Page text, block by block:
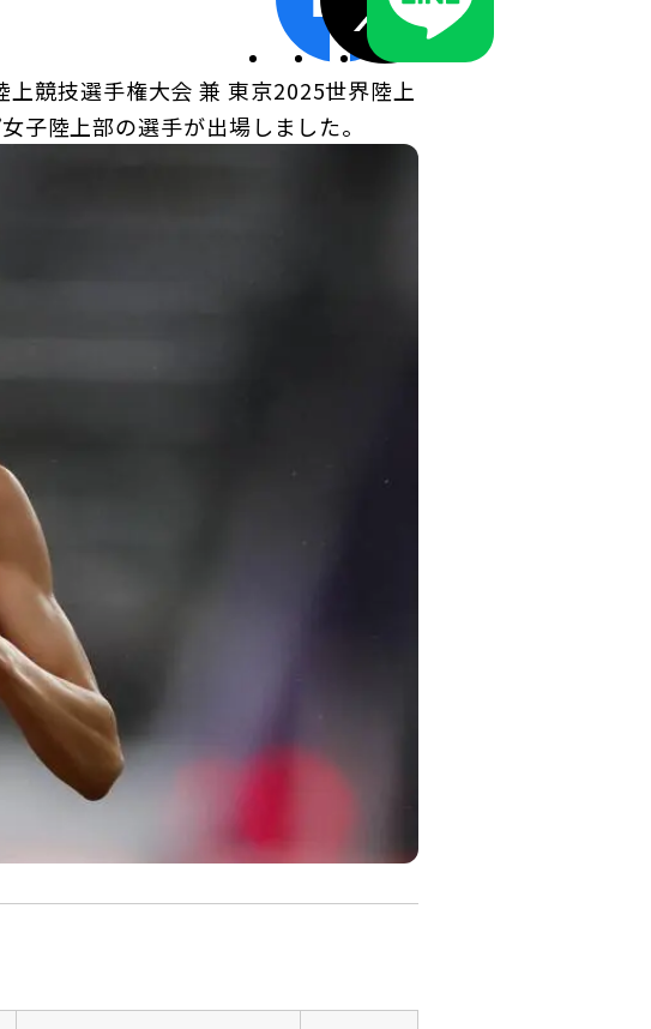
競技選手権大会 兼 東京2025世界陸上
子陸上部の選手が出場しました。